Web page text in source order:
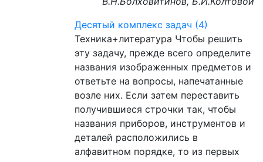
Десятый комплекс задач (4)
Техника+литература Чтобы решить
эту задачу, прежде всего определите
названия изображенных предметов и
ответьте на вопросы, напечатанные
возле них. Если затем переставить
получившиеся строчки так, чтобы
названия приборов, инструментов и
деталей расположились в
алфавитном порядке, то из первых